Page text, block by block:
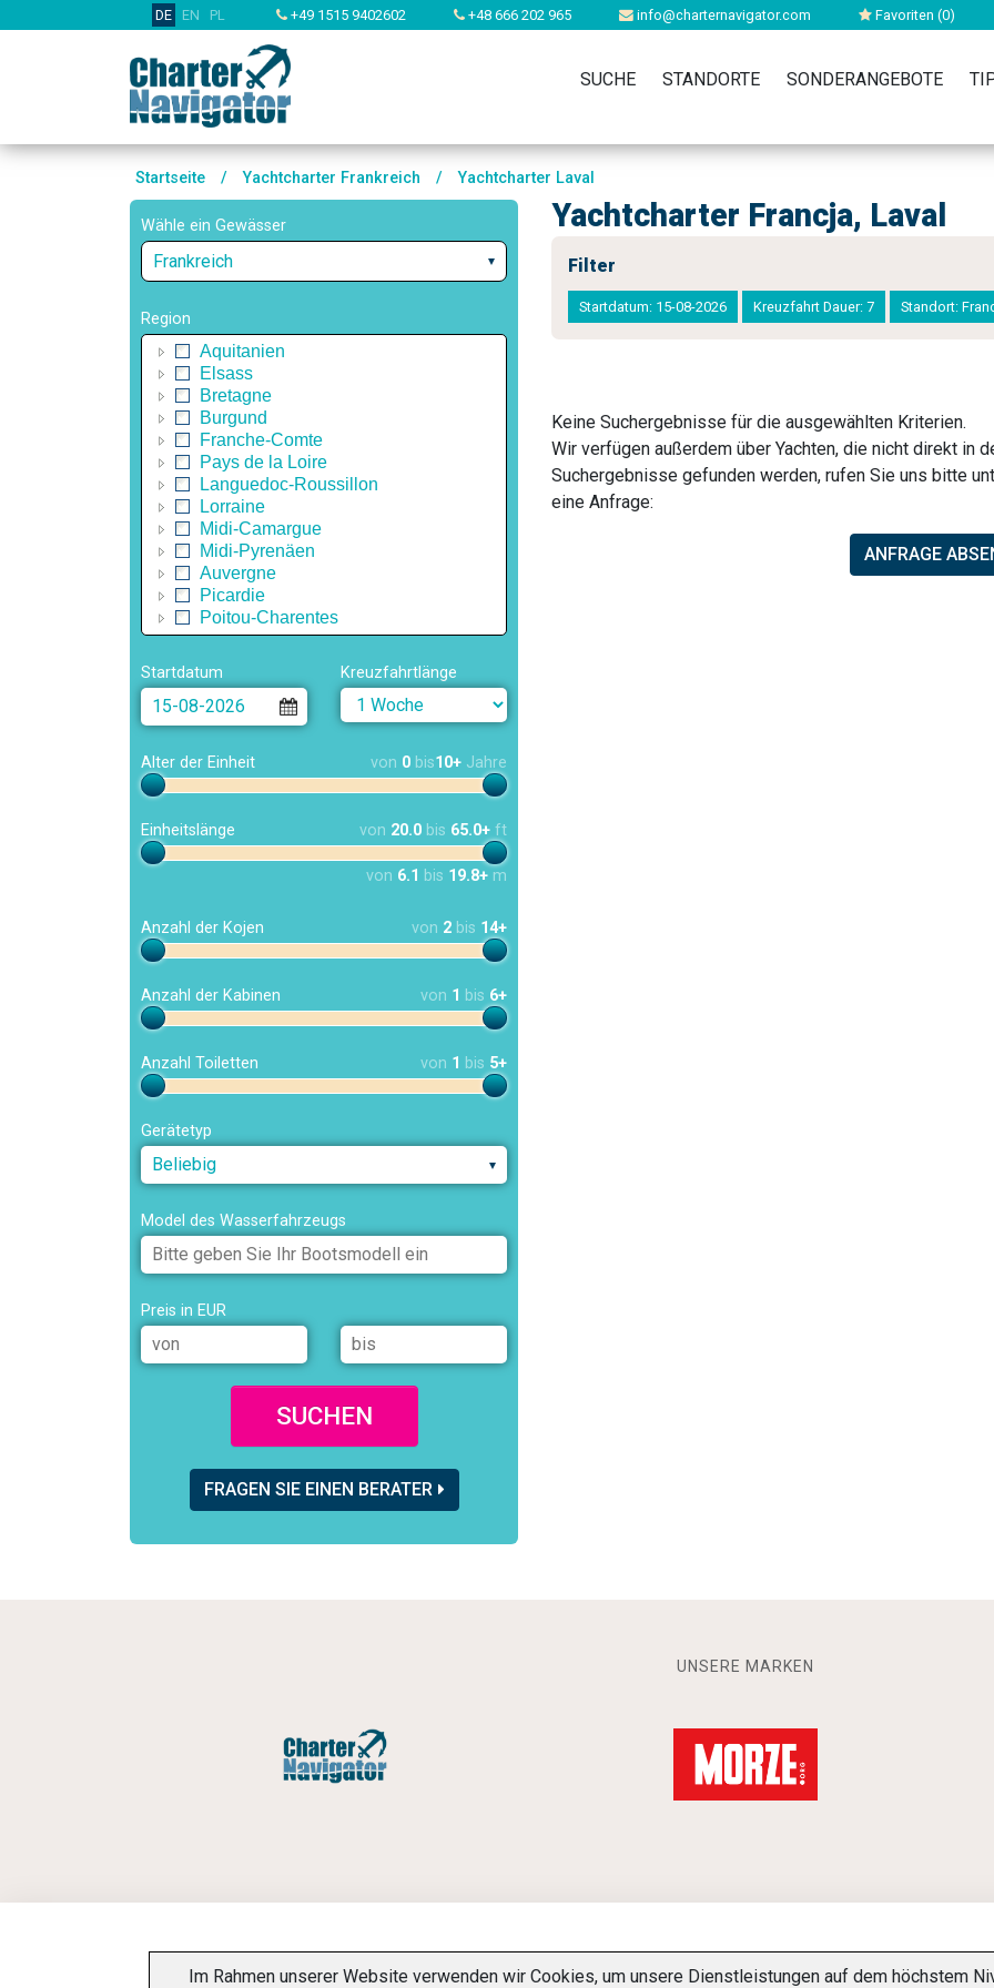
DE EN PL +49 1515 9402602 +48 666 202 965 info@charternavigator.com Favoriten (0)
SUCHE STANDORTE SONDERANGEBOTE
Startseite / Yachtcharter Frankreich / Yachtcharter Laval
Wähle ein Gewässer
Frankreich
Region
Aquitanien
Elsass
Bretagne
Burgund
Franche-Comte
Pays de la Loire
Languedoc-Roussillon
Lorraine
Midi-Camargue
Midi-Pyrenäen
Auvergne
Picardie
Poitou-Charentes
Startdatum Kreuzfahrtlänge
Alter der Einheit von 0 bis10+ Jahre
Einheitslänge von 20.0 bis 65.0+ ft
von 6.1 bis 19.8+ m
Anzahl der Kojen von 2 bis 14+
Anzahl der Kabinen von 1 bis 6+
Anzahl Toiletten von 1 bis 5+
Gerätetyp
Beliebig
Model des Wasserfahrzeugs
Preis in EUR
SUCHEN
FRAGEN SIE EINEN BERATER
Yachtcharter Francja, Laval
Filter
Startdatum: 15-08-2026 Kreuzfahrt Dauer: 7 Standort:
Keine Suchergebnisse für die ausgewählten Kriterien.
Wir verfügen außerdem über Yachten, die nicht direkt in
Suchergebnisse gefunden werden, rufen Sie uns bitte
eine Anfrage:
ANFRAGE
UNSERE MARKEN
INFORMATIONSPFLICHT DATENSCHUTZ-BESTIMMUNGEN ÜBER UNS KONTAKT
Im Rahmen unserer Website verwenden wir Cookies, um unsere Dienstleistungen auf dem höchstem